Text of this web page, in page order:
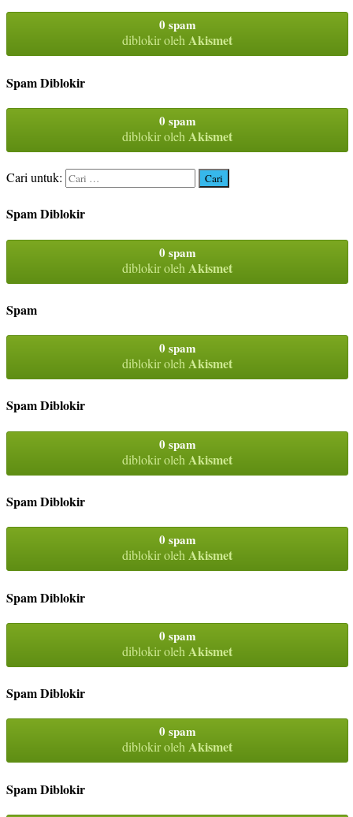
0 spam
diblokir olehAkismet
Spam Diblokir
0 spam
diblokir oleh Akismet
Cari untuk:
Spam Diblokir
0 spam
diblokir oleh Akismet
Spam
0 spam
diblokir olehAkismet
Spam Diblokir
0 spam
diblokir oleh Akismet
Spam Diblokir
0 spam
diblokir olehAkismet
Spam Diblokir
0 spam
diblokir oleh Akismet
Spam Diblokir
0 spam
diblokir olehAkismet
Spam Diblokir